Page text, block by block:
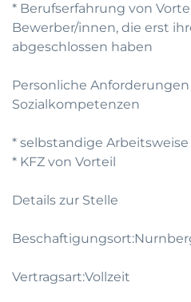
* Berufserfahrung von
Bewerber/innen, die erst
abgeschlossen haben
Personliche
Sozialkompetenzen
* selbstandige Arbeitsweise
* KFZ von Vorteil
Details zur Stelle
Vertragsart:Vollzeit